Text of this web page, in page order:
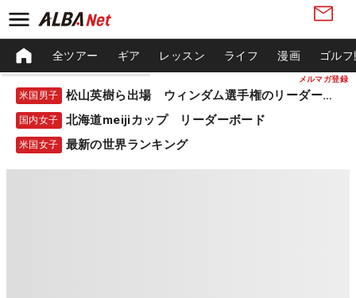
メルマガ登録
全ツアー ギア レッスン ライフ 漫画 ゴル
米国男子 松山英樹ら出場 ウィンダム選手権のリーダーボード
国内女子 北海道meijiカップ リーダーボード
米国女子 最新の世界ランキング